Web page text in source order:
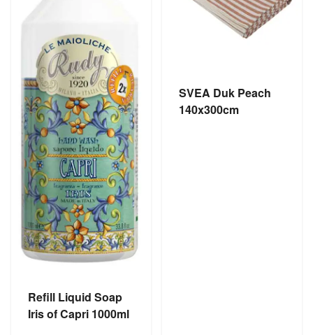
Refill Liquid Soap
Iris of Capri 1000ml
SVEA Duk Peach
140x300cm